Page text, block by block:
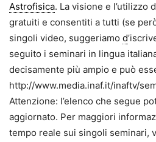
Astrofisica. La visione e l’utilizzo
gratuiti e consentiti a tutti (se
singoli video, suggeriamo d
seguito i seminari in lingua
decisamente più ampio e può
http://www.media.inaf.it/inaftv/
Attenzione: l’elenco che segue
aggiornato. Per maggiori
tempo reale sui singoli seminari,